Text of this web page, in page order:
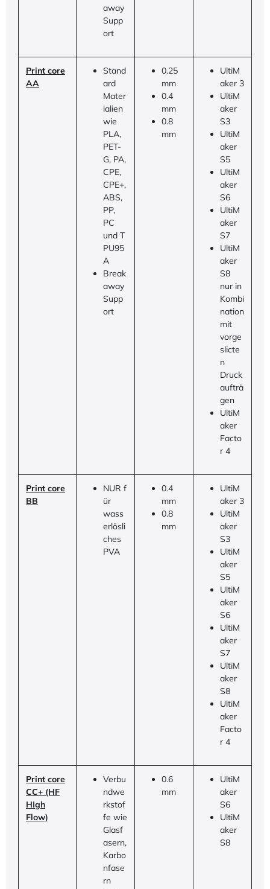
away
Supp
ort
Print core
AA
Stand
ard
Mater
ialien
wie
PLA,
PET-
G, PA,
CPE,
CPE+,
ABS,
PP,
PC
und T
PU95
A
Break
away
Supp
ort
0.25
mm
0.4
mm
0.8
mm
UltiM
aker 3
UltiM
aker
S3
UltiM
aker
S5
UltiM
aker
S6
UltiM
aker
S7
UltiM
aker
S8
nur in
Kombi
nation
mit
vorge
slicte
n
Druck
aufträ
gen
UltiM
aker
Facto
r 4
Print core
BB
NUR f
ür
wass
erlösli
ches
PVA
0.4
mm
0.8
mm
UltiM
aker 3
UltiM
aker
S3
UltiM
aker
S5
UltiM
aker
S6
UltiM
aker
S7
UltiM
aker
S8
UltiM
aker
Facto
r 4
Print core
CC+ (HF
HIgh
Flow)
Verbu
ndwe
rkstof
fe wie
Glasf
asern,
Karbo
nfase
rn
0.6
mm
UltiM
aker
S6
UltiM
aker
S8